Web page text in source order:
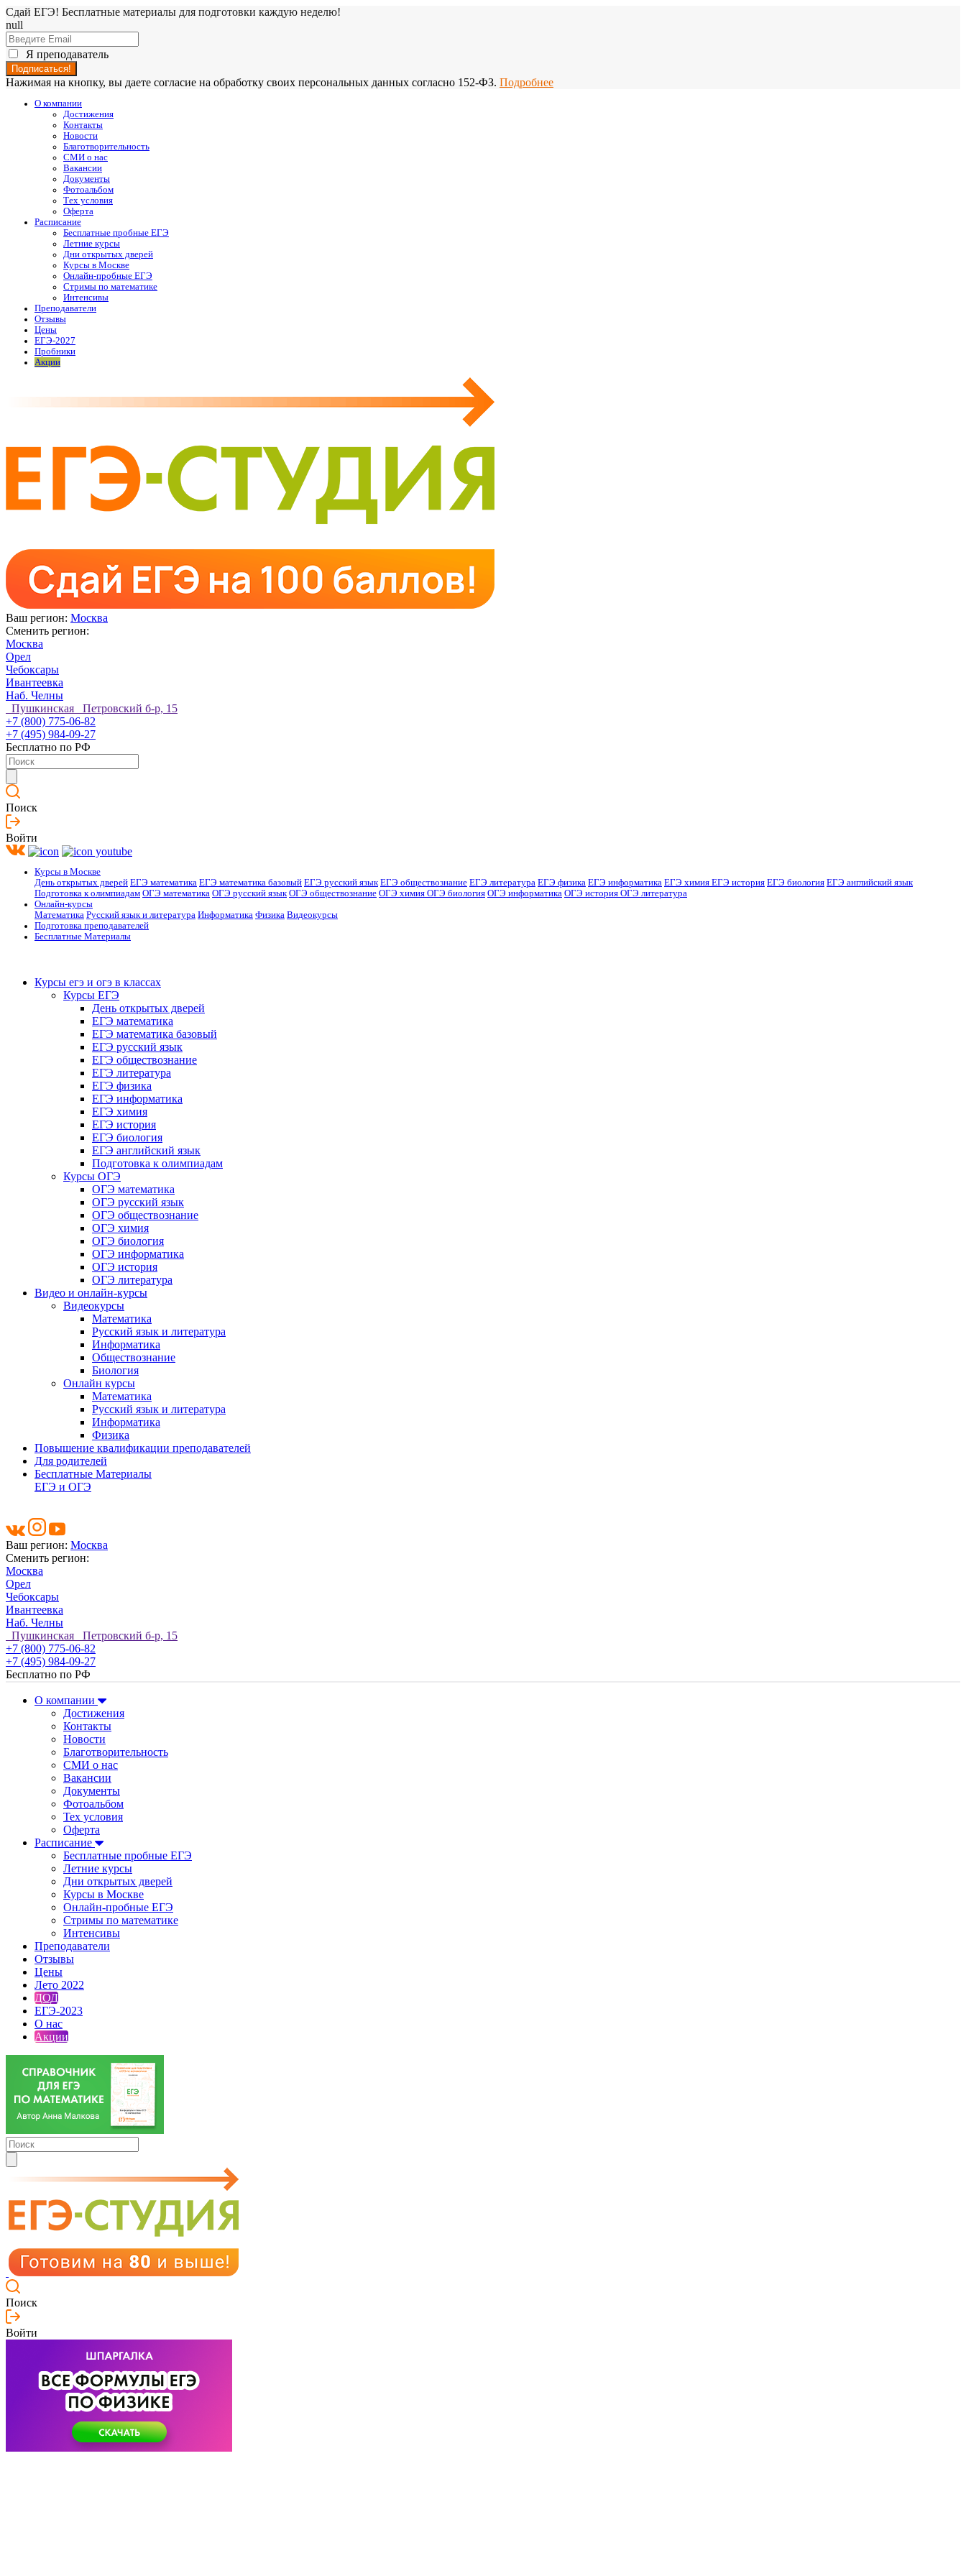
Сдай ЕГЭ! Бесплатные материалы для подготовки каждую неделю!
null
Я преподаватель
Нажимая на кнопку, вы даете согласие на обработку своих персональных данных согласно 152-ФЗ. Подробнее
О компании
Достижения
Контакты
Новости
Благотворительность
СМИ о нас
Вакансии
Документы
Фотоальбом
Тех условия
Оферта
Расписание
Бесплатные пробные ЕГЭ
Летние курсы
Дни открытых дверей
Курсы в Москве
Онлайн-пробные ЕГЭ
Стримы по математике
Интенсивы
Преподаватели
Отзывы
Цены
ЕГЭ-2027
Пробники
Акции
Ваш регион: Москва
Сменить регион:
Москва
Орел
Чебоксары
Ивантеевка
Наб. Челны
Пушкинская Петровский б-р, 15
+7 (800) 775-06-82
+7 (495) 984-09-27
Бесплатно по РФ
Поиск
Войти
Курсы в Москве
День открытых дверей ЕГЭ математика ЕГЭ математика базовый ЕГЭ русский язык ЕГЭ обществознание ЕГЭ литература ЕГЭ физика ЕГЭ информатика ЕГЭ химия ЕГЭ история ЕГЭ биология ЕГЭ английский язык
Подготовка к олимпиадам ОГЭ математика ОГЭ русский язык ОГЭ обществознание ОГЭ химия ОГЭ биология ОГЭ информатика ОГЭ история ОГЭ литература
Онлайн-курсы
Математика Русский язык и литература Информатика Физика Видеокурсы
Подготовка преподавателей
Бесплатные Материалы
Курсы егэ и огэ в классах
Курсы ЕГЭ
День открытых дверей
ЕГЭ математика
ЕГЭ математика базовый
ЕГЭ русский язык
ЕГЭ обществознание
ЕГЭ литература
ЕГЭ физика
ЕГЭ информатика
ЕГЭ химия
ЕГЭ история
ЕГЭ биология
ЕГЭ английский язык
Подготовка к олимпиадам
Курсы ОГЭ
ОГЭ математика
ОГЭ русский язык
ОГЭ обществознание
ОГЭ химия
ОГЭ биология
ОГЭ информатика
ОГЭ история
ОГЭ литература
Видео и онлайн-курсы
Видеокурсы
Математика
Русский язык и литература
Информатика
Обществознание
Биология
Онлайн курсы
Математика
Русский язык и литература
Информатика
Физика
Повышение квалификации преподавателей
Для родителей
Бесплатные Материалы
ЕГЭ и ОГЭ
Ваш регион: Москва
Сменить регион:
Москва
Орел
Чебоксары
Ивантеевка
Наб. Челны
Пушкинская Петровский б-р, 15
+7 (800) 775-06-82
+7 (495) 984-09-27
Бесплатно по РФ
О компании
Достижения
Контакты
Новости
Благотворительность
СМИ о нас
Вакансии
Документы
Фотоальбом
Тех условия
Оферта
Расписание
Бесплатные пробные ЕГЭ
Летние курсы
Дни открытых дверей
Курсы в Москве
Онлайн-пробные ЕГЭ
Стримы по математике
Интенсивы
Преподаватели
Отзывы
Цены
Лето 2022
ДОД
ЕГЭ-2023
О нас
Акции
Поиск
Войти